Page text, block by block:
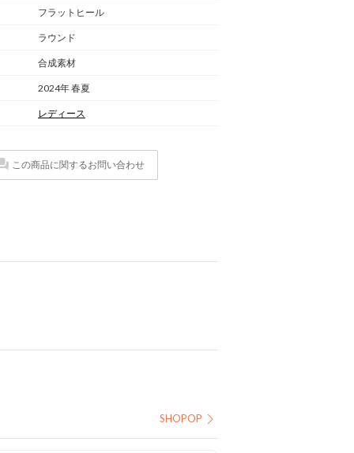
フラットヒール
ラウンド
合成素材
2024年 春夏
レディース
この商品に関するお問い合わせ
SHOPOP